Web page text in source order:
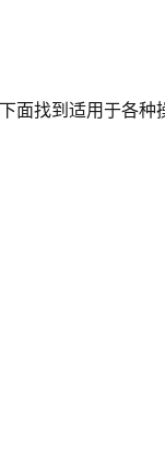
面找到适用于各种